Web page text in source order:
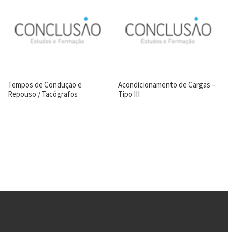
Tempos de Condução e
Repouso / Tacógrafos
Acondicionamento de Cargas –
Tipo III